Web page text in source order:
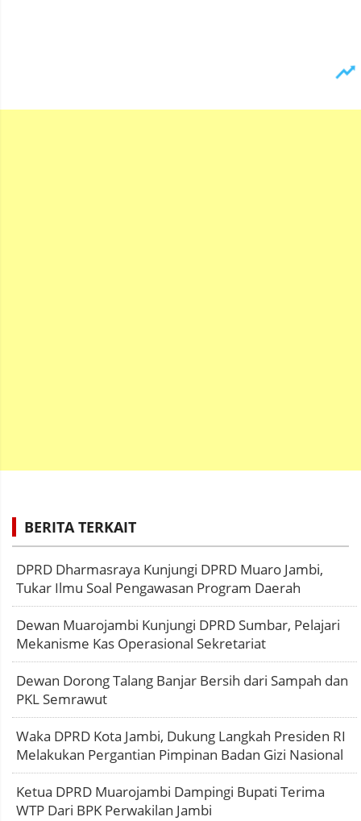
BERITA TERKAIT
DPRD Dharmasraya Kunjungi DPRD Muaro Jambi,
Tukar Ilmu Soal Pengawasan Program Daerah
Dewan Muarojambi Kunjungi DPRD Sumbar, Pelajari
Mekanisme Kas Operasional Sekretariat
Dewan Dorong Talang Banjar Bersih dari Sampah dan
PKL Semrawut
Waka DPRD Kota Jambi, Dukung Langkah Presiden RI
Melakukan Pergantian Pimpinan Badan Gizi Nasional
Ketua DPRD Muarojambi Dampingi Bupati Terima
WTP Dari BPK Perwakilan Jambi